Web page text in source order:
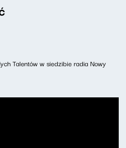
Talentów w siedzibie radia Nowy